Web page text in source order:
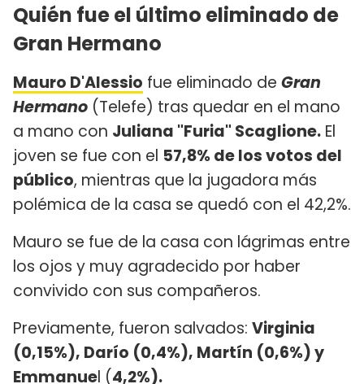
Quién fue el último eliminado de
Gran Hermano
Mauro D'Alessio fue eliminado de Gran
Hermano (Telefe) tras quedar en el mano
a mano con Juliana "Furia" Scaglione. El
joven se fue con el 57,8% de los votos del
público, mientras que la jugadora más
polémica de la casa se quedó con el 42,2%.
Mauro se fue de la casa con lágrimas entre
los ojos y muy agradecido por haber
convivido con sus compañeros.
Previamente, fueron salvados: Virginia
(0,15%), Darío (0,4%), Martín (0,6%) y
Emmanuel (4,2%).